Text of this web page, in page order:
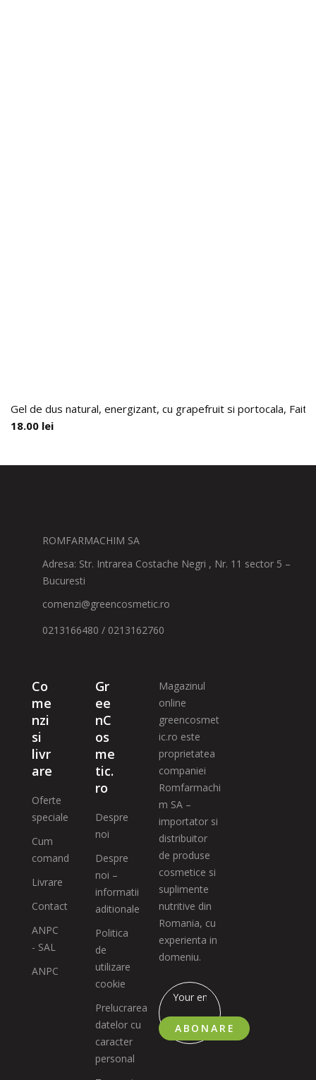
Gel de dus natural, energizant, cu grapefruit si portocala,
18.00 lei
ROMFARMACHIM SA
Adresa: Str. Intrarea Costache Negri , Nr. 11 sector 5 –
Bucuresti
comenzi@greencosmetic.ro
0213166480 / 0213162760
Co
me
nzi
si
livr
are
Oferte
speciale
Cum
comand
Livrare
Contact
ANPC
- SAL
ANPC
Gr
ee
nC
os
me
tic.
ro
Despre
noi
Despre
noi –
informatii
aditionale
Politica
de
utilizare
cookie
Prelucrarea
datelor cu
caracter
personal
Magazinul
online
greencosmet
ic.ro este
proprietatea
companiei
Romfarmachi
m SA –
importator si
distribuitor
de produse
cosmetice si
suplimente
nutritive din
Romania, cu
experienta in
domeniu.
ABONARE